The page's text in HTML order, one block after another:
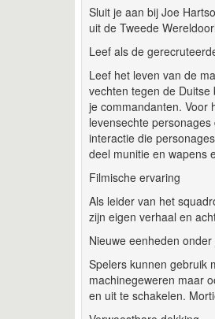
Sluit je aan bij Joe
uit de Tweede
Leef als de
Leef het leven van de
vechten tegen de
je commandanten. Voor
levensechte
interactie die
deel munitie en wapens
Filmische ervaring
Als leider van het
zijn eigen verhaal en
Nieuwe eenheden
Spelers kunnen gebruik
machinegeweren maar
en uit te schakelen.